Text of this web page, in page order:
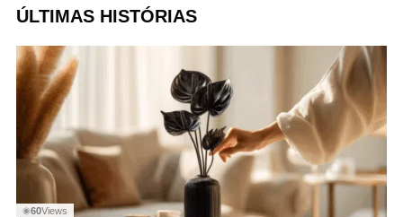
ÚLTIMAS HISTÓRIAS
◉60Views